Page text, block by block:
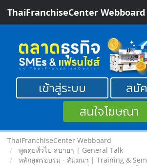
ThaiFranchiseCenter Webboard
เข้าสู่ระบบ
สมั
สนใจโฆษณา
ThaiFranchiseCenter Webboard
พูดคุยทั่วไป สบายๆ | General Talk
หลักสูตรอบรม - สัมมนา | Training &